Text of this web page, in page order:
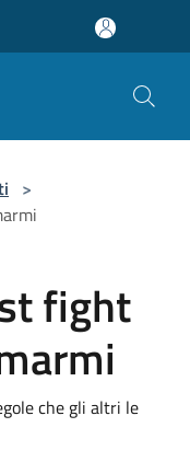
>
fight
che gli altri le